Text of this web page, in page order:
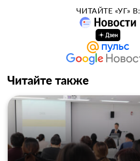
ЧИТАЙТЕ «УГ» В:
Читайте также